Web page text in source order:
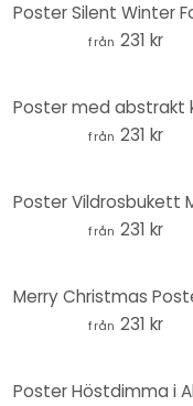
från 231 kr
från 231 kr
från 231 kr
från 231 kr